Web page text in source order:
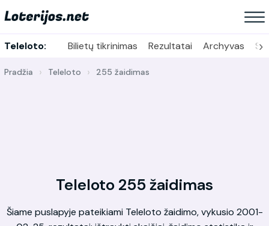
Teleloto: Bilietų tikrinimas Rezultatai Archyvas ›
Pradžia Teleloto 255 žaidimas
Teleloto 255 žaidimas
Šiame puslapyje pateikiami Teleloto žaidimo, vykusio 2001-